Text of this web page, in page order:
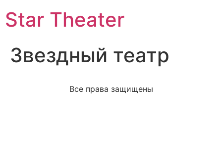
Star Theater
Звездный театр
Все права защищены